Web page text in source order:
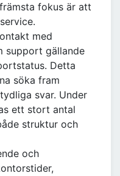
fokus är att
med
support gällande
Detta
söka fram
svar. Under
ett stort antal
struktur och
och